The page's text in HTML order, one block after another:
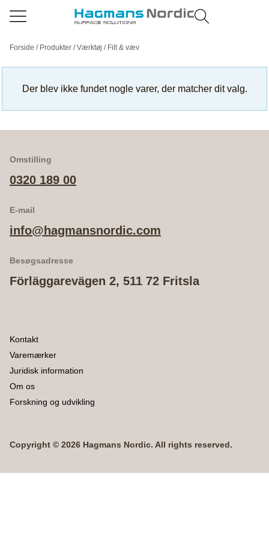
Forside / Produkter /Værktøj / Filt & væv
Der blev ikke fundet nogle varer, der matcher dit valg.
Omstilling
0320 189 00
E-mail
info@hagmansnordic.com
Besøgsadresse
Förläggarevägen 2, 511 72 Fritsla
Kontakt
Varemærker
Juridisk information
Om os
Forskning og udvikling
Copyright © 2026 Hagmans Nordic. All rights reserved.